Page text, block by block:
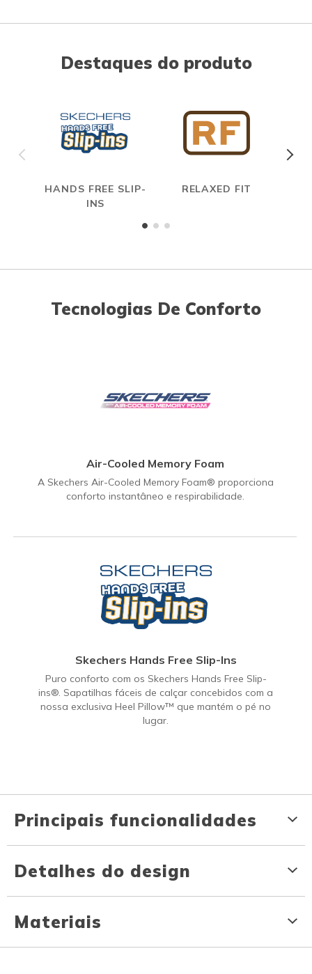
Destaques do produto
HANDS FREE SLIP-
INS
RELAXED FIT
Tecnologias De Conforto
Air-Cooled Memory Foam
A Skechers Air-Cooled Memory Foam® proporciona
conforto instantâneo e respirabilidade.
Skechers Hands Free Slip-Ins
Puro conforto com os Skechers Hands Free Slip-
ins®. Sapatilhas fáceis de calçar concebidos com a
nossa exclusiva Heel Pillow™ que mantém o pé no
lugar.
Principais funcionalidades
Detalhes do design
Materiais